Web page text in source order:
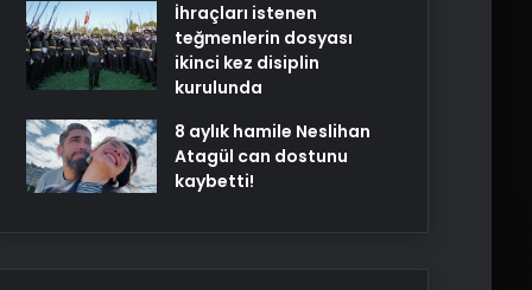
İhraçları istenen
teğmenlerin dosyası
ikinci kez disiplin
kurulunda
8 aylık hamile Neslihan
Atagül can dostunu
kaybetti!